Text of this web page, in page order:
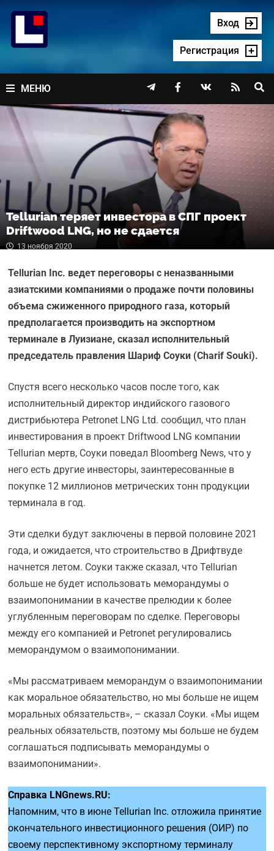
содержимому
Вход
Регистрация
МЕНЮ    
Tellurian теряет инвестора в СПГ проект
Driftwood LNG, но не сдается
13 ноября 2020
Tellurian Inc. ведет переговоры с неназванными
азиатскими компаниями о продаже почти половины
объема сжиженного природного газа, который
предполагается производить на экспортном
терминале в Луизиане, сказал исполнительный
председатель правления Шариф Соуки (Charif Souki).
Спустя всего несколько часов после того, как
исполнительный директор индийского газового
дистрибьютера Petronet LNG Ltd. сообщил, что план
инвестирования в проект Driftwood LNG компании
Tellurian мертв, Соуки поведал Bloomberg News, что у
него есть другие инвесторы, заинтересованные в
покупке 12 миллионов метрических тонн продукции
терминала в год.
Эти сделки будут заключены в первой половине 2021
года, и ожидается, что строительство в Дрифтвуде
начнется летом. Соуки также сказал, что Tellurian
больше не будет использовать меморандумы о
взаимопонимании в качестве прелюдии к более
углубленным переговорам по сделке. Переговоры
между его компанией и Petronet регулировались
меморандумом о взаимопонимании.
«Мы рассматриваем меморандум о взаимопонимании
как моральное обязательство, но мы больше не ищем
моральных обязательств», – сказал Соуки. «Мы ищем
реальных обязательств, поэтому мы больше не будем
соглашаться подписывать меморандумы о
взаимопонимании».
Справка LNGnews.RU:
Напомним, что в июне Tellurian Inc. отложила принятие
окончательного инвестиционного решения (ОИР) по
своему перспективному экспортному терминалу